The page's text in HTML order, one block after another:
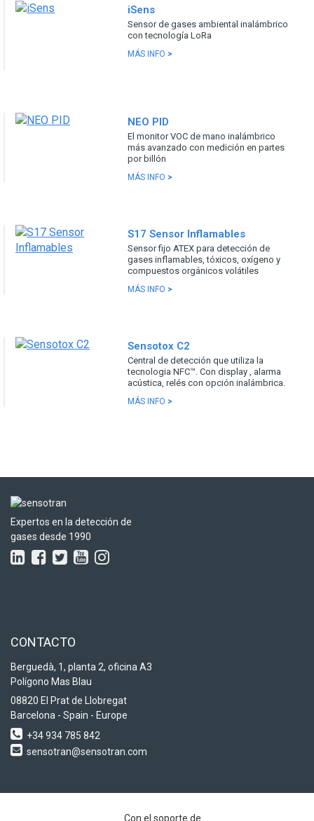
iSens
Sensor de gases ambiental inalámbrico
con tecnología LoRa
MÁS INFO >
NEO PID
El monitor VOC de mano inalámbrico
más avanzado con medición en partes
por billón
MÁS INFO >
S17 Sensor Inflamables
Sensor fijo ATEX para detección de
gases inflamables, tóxicos, oxígeno y
compuestos orgánicos volátiles
MÁS INFO >
Sensotox C2
Central de detección que utiliza la
tecnologia NFC™. Con display , alarma
acústica, relés con opción inalámbrica.
MÁS INFO >
Expertos en la detección de
gases desde 1990
CONTACTO
Berguedà, 1, planta 2, oficina A3
Polígono Mas Blau
08820 El Prat de Llobregat
Barcelona - Spain - Europe
+34 934 785 842
sensotran@sensotran.com
Con el soporte de